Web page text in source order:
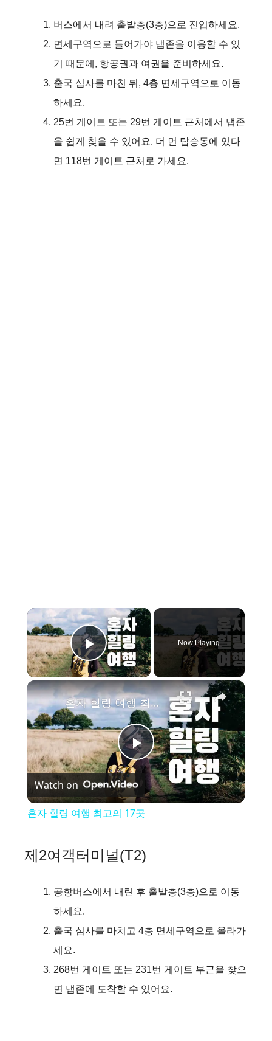
버스에서 내려 출발층(3층)으로 진입하세요.
면세구역으로 들어가야 냅존을 이용할 수 있
기 때문에, 항공권과 여권을 준비하세요.
출국 심사를 마친 뒤, 4층 면세구역으로 이동
하세요.
25번 게이트 또는 29번 게이트 근처에서 냅존
을 쉽게 찾을 수 있어요. 더 먼 탑승동에 있다
면 118번 게이트 근처로 가세요.
×
Play Video
Now Playing
×
P
l
y
d
혼자 힐링 여행 최고의 17곳
Watch on
혼자 힐링 여행 최고의 17곳
제2여객터미널(T2)
공항버스에서 내린 후 출발층(3층)으로 이동
하세요.
출국 심사를 마치고 4층 면세구역으로 올라가
세요.
268번 게이트 또는 231번 게이트 부근을 찾으
면 냅존에 도착할 수 있어요.